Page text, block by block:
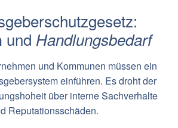
und Handlungsbedarf
und Kommunen müssen ein
einführen. Es droht der
über interne Sachverhalte
Reputationsschäden.